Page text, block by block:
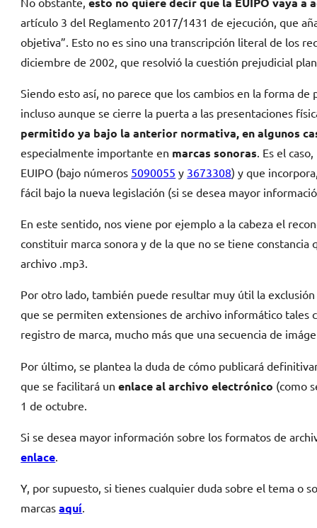
No obstante,esto no quiere decir que la EUIPO vaya
artículo 3 del Reglamento 2017/1431 de ejecución, que
objetiva”. Esto no es sino una transcripción literal de los
diciembre de 2002, que resolvió la cuestión prejudicial
Siendo esto así, no parece que los cambios en la forma
incluso aunque se cierre la puerta a las presentaciones
permitido ya bajo la anterior normativa, en algunos
especialmente importante en marcas sonoras. Es el
EUIPO (bajo números 5090055 y 3673308) y que
fácil bajo la nueva legislación (si se desea mayor
En este sentido, nos viene por ejemplo a la cabeza el
constituir marca sonora y de la que no se tiene
archivo .mp3.
Por otro lado, también puede resultar muy útil la
que se permiten extensiones de archivo informático tales
registro de marca, mucho más que una secuencia de
Por último, se plantea la duda de cómo publicará
que se facilitará unenlace al archivo electrónico (como
1 de octubre.
Si se desea mayor información sobre los formatos de
enlace.
Y, por supuesto, si tienes cualquier duda sobre el tema o
marcasaquí.